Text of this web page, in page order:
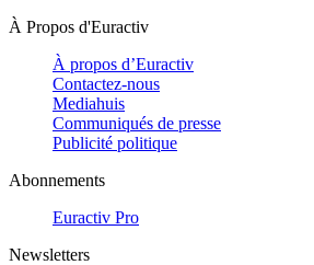
À Propos d'Euractiv
À propos d’Euractiv
Contactez-nous
Mediahuis
Communiqués de presse
Publicité politique
Abonnements
Euractiv Pro
Newsletters